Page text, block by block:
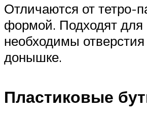
Отличаются от тетро-
формой. Подходят для
необходимы
донышке.
Пластиковые